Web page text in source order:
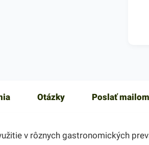
Otázky Poslať mailom
v rôznych gastronomických